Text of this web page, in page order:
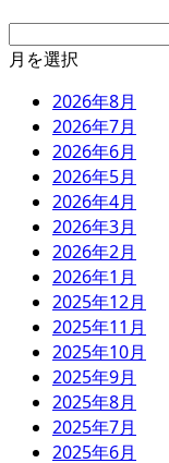
月を選択
2026年8月
2026年7月
2026年6月
2026年5月
2026年4月
2026年3月
2026年2月
2026年1月
2025年12月
2025年11月
2025年10月
2025年9月
2025年8月
2025年7月
2025年6月